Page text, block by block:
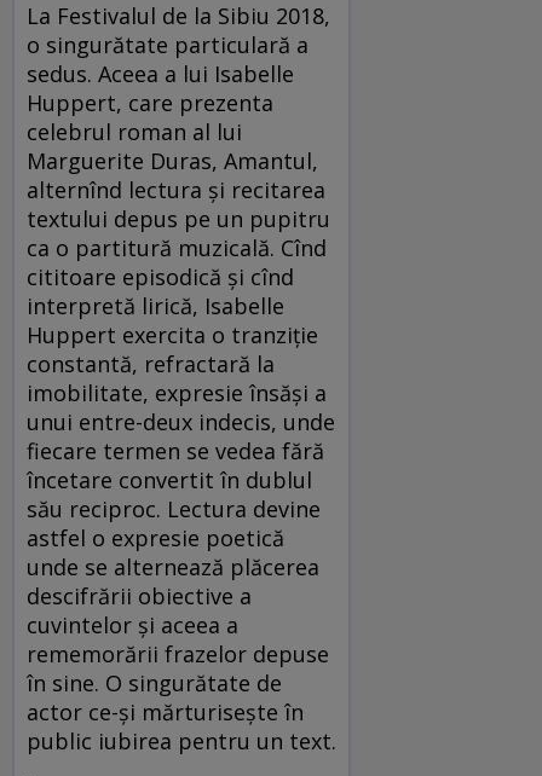
La Festivalul de la Sibiu 2018,
o singurătate particulară a
sedus. Aceea a lui Isabelle
Huppert, care prezenta
celebrul roman al lui
Marguerite Duras, Amantul,
alternînd lectura şi recitarea
textului depus pe un pupitru
ca o partitură muzicală. Cînd
cititoare episodică și cînd
interpretă lirică, Isabelle
Huppert exercita o tranziţie
constantă, refractară la
imobilitate, expresie însăşi a
unui entre-deux indecis, unde
fiecare termen se vedea fără
încetare convertit în dublul
său reciproc. Lectura devine
astfel o expresie poetică
unde se alternează plăcerea
descifrării obiective a
cuvintelor şi aceea a
rememorării frazelor depuse
în sine. O singurătate de
actor ce-şi mărturiseşte în
public iubirea pentru un text.